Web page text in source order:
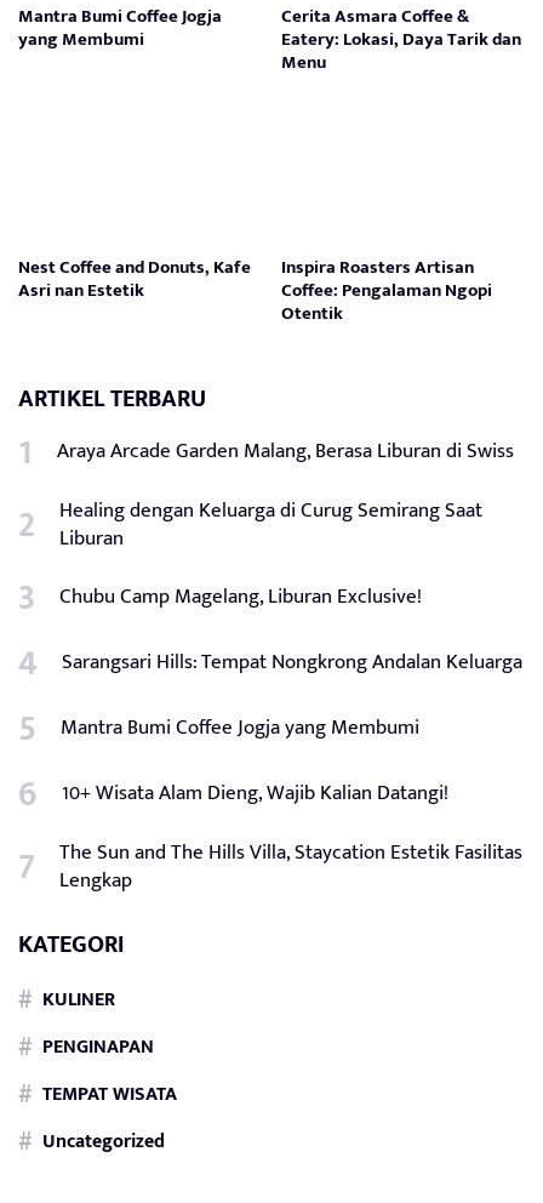
Mantra Bumi Coffee Jogja
yang Membumi
Cerita Asmara Coffee &
Eatery: Lokasi, Daya Tarik dan
Menu
Nest Coffee and Donuts, Kafe
Asri nan Estetik
Inspira Roasters Artisan
Coffee: Pengalaman Ngopi
Otentik
ARTIKEL TERBARU
Araya Arcade Garden Malang, Berasa Liburan di Swiss
Healing dengan Keluarga di Curug Semirang Saat
Liburan
Chubu Camp Magelang, Liburan Exclusive!
Sarangsari Hills: Tempat Nongkrong Andalan Keluarga
Mantra Bumi Coffee Jogja yang Membumi
10+ Wisata Alam Dieng, Wajib Kalian Datangi!
The Sun and The Hills Villa, Staycation Estetik Fasilitas
Lengkap
KATEGORI
KULINER
PENGINAPAN
TEMPAT WISATA
Uncategorized